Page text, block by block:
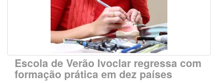
Escola de Verão Ivoclar regressa com
formação prática em dez países